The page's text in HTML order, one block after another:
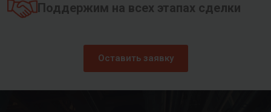
Поддержим на всех этапах сделки
Оставить заявку